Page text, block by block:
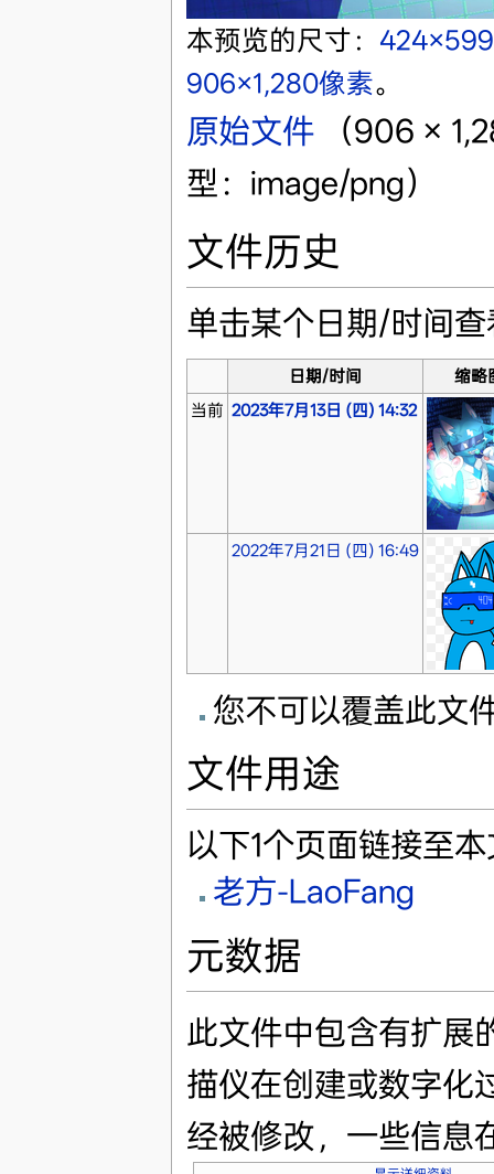
本预览的尺寸：
906×1,280像素。
原始文件‎
（906 ×
型：image/png）
文件历史
单击某个日期/时间
日期/时间
缩略
当前 2023年7月13日 (四) 14:32
2022年7月21日 (四) 16:49
您不可以覆盖此文
文件用途
以下1个页面链接至
老方-LaoFang
元数据
此文件中包含有扩展
描仪在创建或数字化
经被修改，一些信息